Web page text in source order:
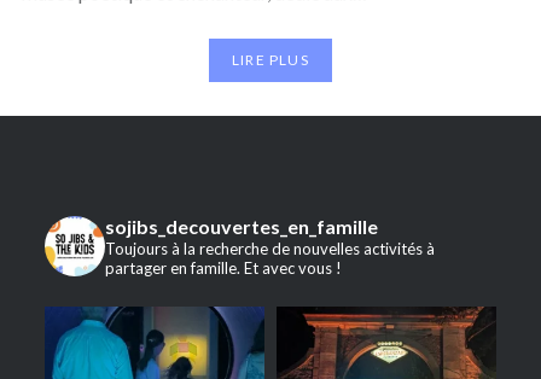
LIRE PLUS
sojibs_decouvertes_en_famille
Toujours à la recherche de nouvelles activités à
partager en famille. Et avec vous !